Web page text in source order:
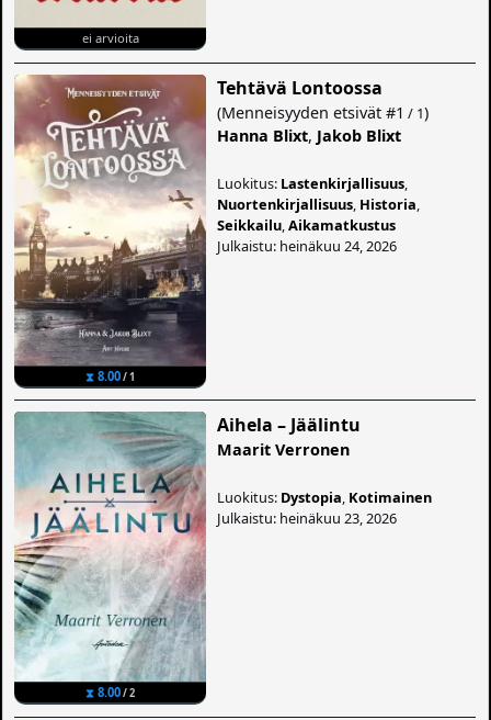
ei arvioita
⧗ 8.00/ 1
Tehtävä Lontoossa
(Menneisyyden etsivät #1 / 1)
Hanna Blixt, Jakob Blixt
Luokitus: Lastenkirjallisuus
Nuortenkirjallisuus Historia
Seikkailu ,Aikamatkustus
Julkaistu: heinäkuu 24, 2026
⧗ 8.00/ 2
Aihela – Jäälintu
Maarit Verronen
Luokitus: Dystopia Kotimainen
Julkaistu: heinäkuu 23, 2026